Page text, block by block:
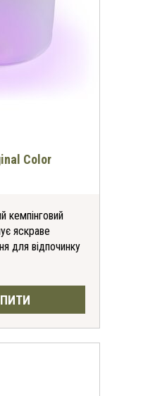
Color
кемпінговий
яскраве
для відпочинку